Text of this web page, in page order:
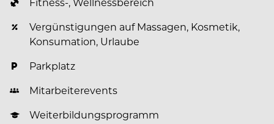
Vergünstigungen auf Massagen, Kosmetik,
Konsumation, Urlaube
Parkplatz
Mitarbeiterevents
Weiterbildungsprogramm